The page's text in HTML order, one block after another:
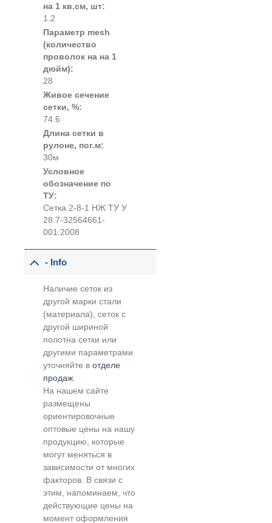
на 1 кв.см, шт:
1.2
Параметр mesh
(количество
проволок на на 1
дюйм):
28
Живое сечение
сетки, %:
74.6
Длина сетки в
рулоне, пог.м:
30м
Условное
обозначение по
ТУ:
Сетка 2-8-1 НЖ ТУ У
28.7-32564661-
001:2008
- Info
Наличие сеток из
другой марки стали
(материала), сеток с
другой шириной
полотна сетки или
другими параметрами
уточняйте вотделе
продаж.
На нашем сайте
размещены
ориентировочные
оптовые цены на нашу
продукцию, которые
могут меняться в
зависимости от многих
факторов. В связи с
этим, напоминаем, что
действующие цены на
момент оформления